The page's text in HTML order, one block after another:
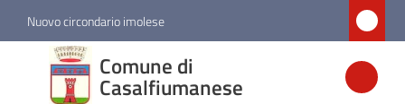
Vai al contenuto
Vai alla navigazione
Vai al footer
Nuovo circondario imolese
Comune di
Casalfiumanese
Comune di
Casalfiumanese